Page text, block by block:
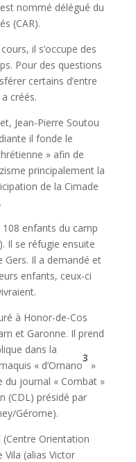
nommé délégué du
(CAR).
il s’occupe des
Pour des questions
certains d’entre
créés.
Jean-Pierre Soutou
il fonde le
» afin de
principalement la
de la Cimade
108 enfants du camp
Il se réfugie ensuite
Gers. Il a demandé et
enfants, ceux-ci
à Honor-de-Cos
et Garonne. Il prend
dans la
« d’Ornano
3
»
du journal « Combat »
(CDL) présidé par
Gérome).
(Centre Orientation
Vila (alias Victor